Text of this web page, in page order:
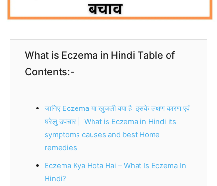
What is Eczema in Hindi Table of
Contents:-
जानिए Eczema या खुजली क्या है इसके लक्षण कारण एवं
घरेलु उपचार | What is Eczema in Hindi its
symptoms causes and best Home
remedies
Eczema Kya Hota Hai – What Is Eczema In
Hindi?